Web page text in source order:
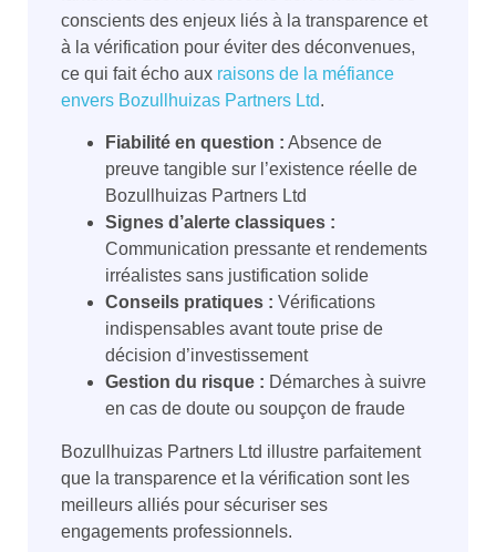
conscients des enjeux liés à la transparence et
à la vérification pour éviter des déconvenues,
ce qui fait écho aux raisons de la méfiance
envers Bozullhuizas Partners Ltd.
Fiabilité en question : Absence de
preuve tangible sur l’existence réelle de
Bozullhuizas Partners Ltd
Signes d’alerte classiques :
Communication pressante et rendements
irréalistes sans justification solide
Conseils pratiques : Vérifications
indispensables avant toute prise de
décision d’investissement
Gestion du risque : Démarches à suivre
en cas de doute ou soupçon de fraude
Bozullhuizas Partners Ltd illustre parfaitement
que la transparence et la vérification sont les
meilleurs alliés pour sécuriser ses
engagements professionnels.